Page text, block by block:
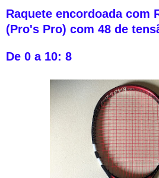
Raquete encordoada com
(Pro's Pro) com 48 de
De 0 a 10: 8